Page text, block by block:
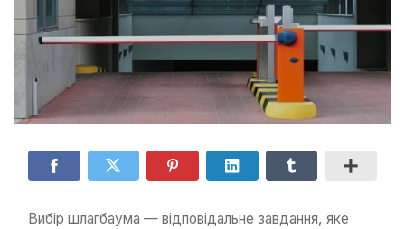
Вибір шлагбаума — відповідальне завдання, яке